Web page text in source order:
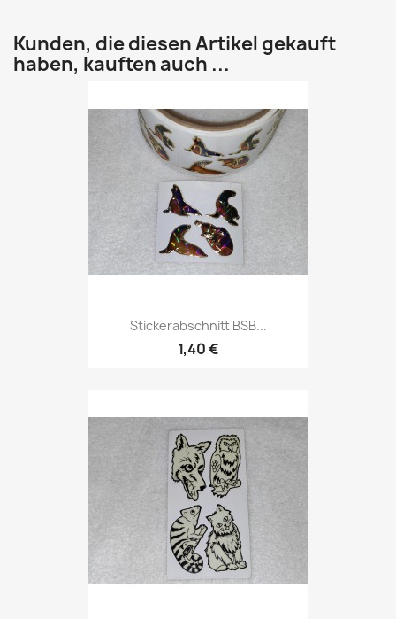
Kunden, die diesen Artikel gekauft
haben, kauften auch ...
Stickerabschnitt BSB...
1,40 €